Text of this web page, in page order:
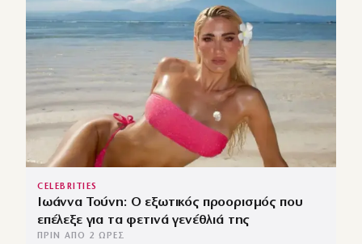
CELEBRITIES
Ιωάννα Τούνη: Ο εξωτικός προορισμός που
επέλεξε για τα φετινά γενέθλιά της
ΠΡΙΝ ΑΠΌ 2 ΏΡΕΣ